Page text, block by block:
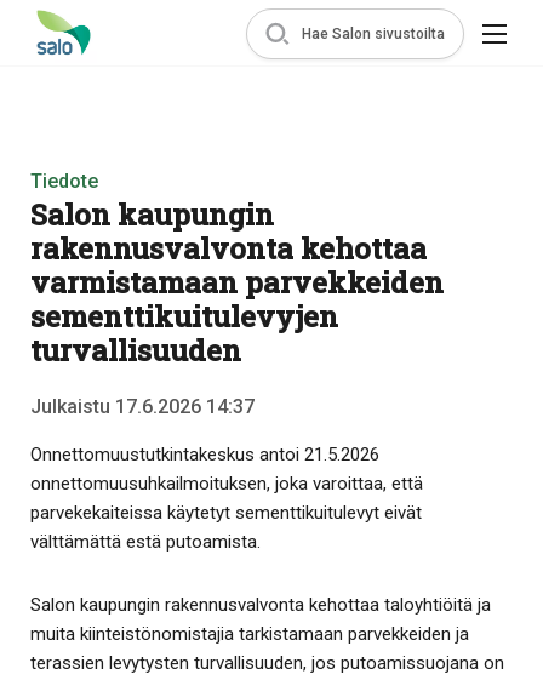
Hae Salon sivustoilta
Tiedote
Salon kaupungin
rakennusvalvonta kehottaa
varmistamaan parvekkeiden
sementtikuitulevyjen
turvallisuuden
Julkaistu 17.6.2026 14:37
Onnettomuustutkintakeskus antoi 21.5.2026
onnettomuusuhkailmoituksen, joka varoittaa, että
parvekekaiteissa käytetyt sementtikuitulevyt eivät
välttämättä estä putoamista.
Salon kaupungin rakennusvalvonta kehottaa taloyhtiöitä ja
muita kiinteistönomistajia tarkistamaan parvekkeiden ja
terassien levytysten turvallisuuden, jos putoamissuojana on